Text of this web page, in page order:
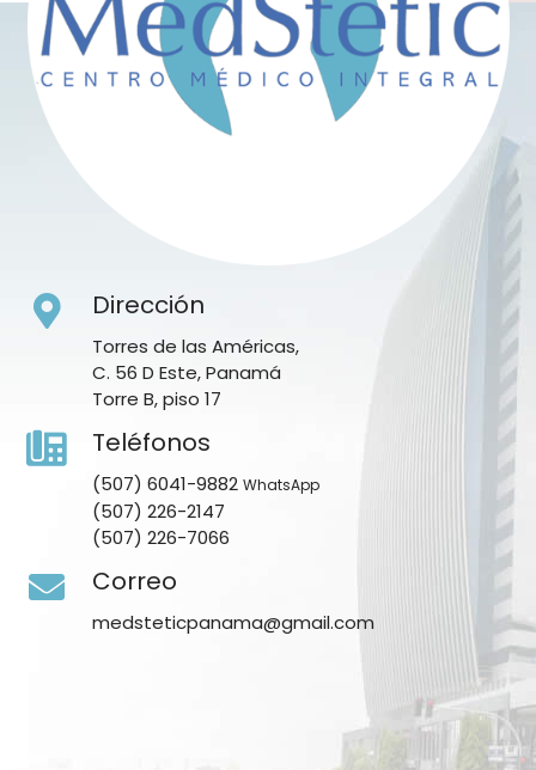
Dirección
Torres de las Américas,
C. 56 D Este, Panamá
Torre B, piso 17
Teléfonos
(507) 6041-9882 WhatsApp
(507) 226-2147
(507) 226-7066
Correo
medsteticpanama@gmail.com